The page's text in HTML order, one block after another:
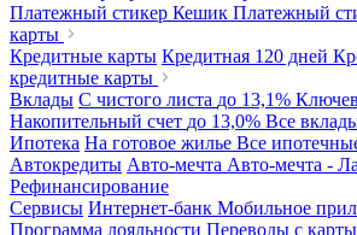
Платежный стикер Кешик Платежный
карты
Кредитные карты Кредитная 120 дней
кредитные карты
Вклады С чистого листа до 13,1%
Накопительный счет до 13,0% Все
Ипотека На готовое жилье Все
Автокредиты Авто-мечта Авто-мечта -
Рефинансирование
Сервисы Интернет-банк Мобильное
Программа лояльности Переводы с